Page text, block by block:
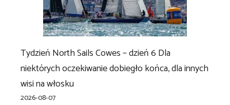
Tydzień North Sails Cowes – dzień 6 Dla
niektórych oczekiwanie dobiegło końca, dla innych
wisi na włosku
2026-08-07